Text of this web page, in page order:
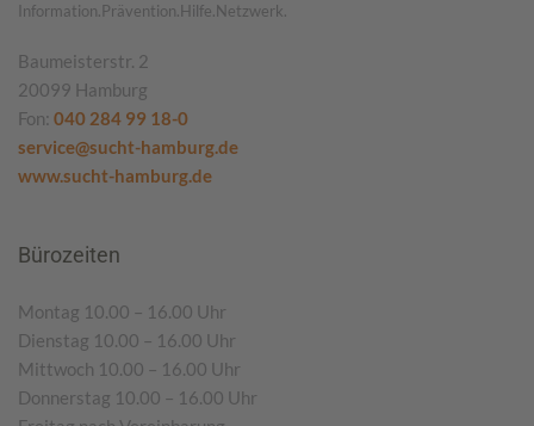
Information.Prävention.Hilfe.Netzwerk.
Baumeisterstr. 2
20099 Hamburg
Fon: 040 284 99 18-0
service@sucht-hamburg.de
www.sucht-hamburg.de
Bürozeiten
Montag 10.00 – 16.00 Uhr
Dienstag 10.00 – 16.00 Uhr
Mittwoch 10.00 – 16.00 Uhr
Donnerstag 10.00 – 16.00 Uhr